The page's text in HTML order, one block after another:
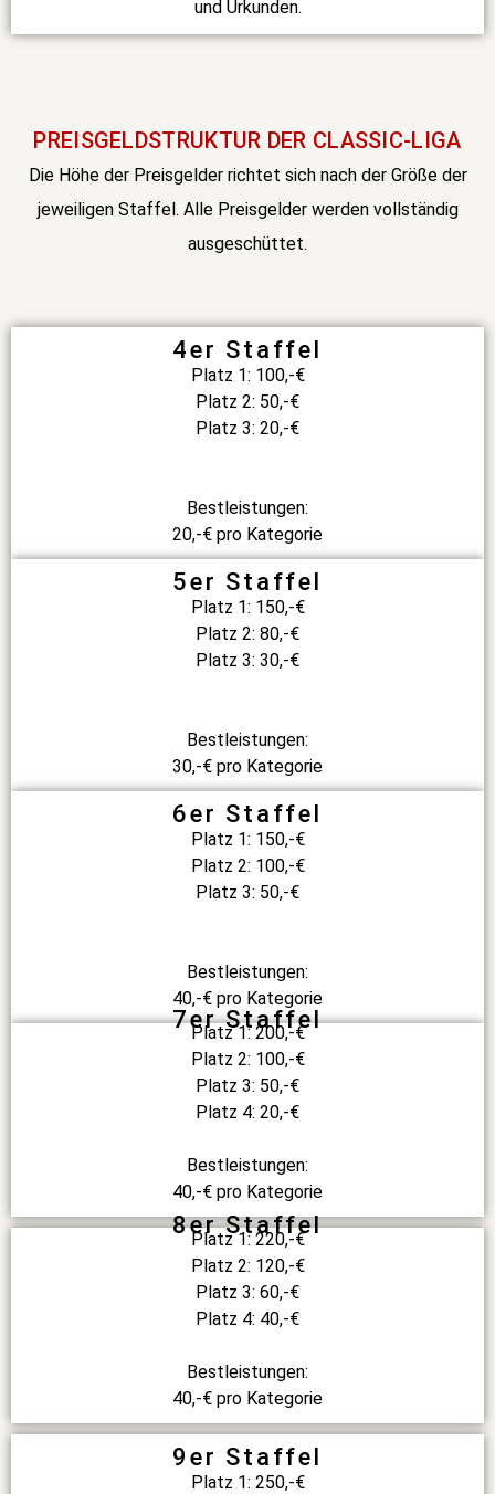
und Urkunden.
PREISGELDSTRUKTUR DER CLASSIC-LIGA
Die Höhe der Preisgelder richtet sich nach der Größe der
jeweiligen Staffel. Alle Preisgelder werden vollständig
ausgeschüttet.
4er Staffel
Platz 1: 100,-€
Platz 2: 50,-€
Platz 3: 20,-€
Bestleistungen:
20,-€ pro Kategorie
5er Staffel
Platz 1: 150,-€
Platz 2: 80,-€
Platz 3: 30,-€
Bestleistungen:
30,-€ pro Kategorie
6er Staffel
Platz 1: 150,-€
Platz 2: 100,-€
Platz 3: 50,-€
Bestleistungen:
40,-€ pro Kategorie
7er Staffel
Platz 1: 200,-€
Platz 2: 100,-€
Platz 3: 50,-€
Platz 4: 20,-€
Bestleistungen:
40,-€ pro Kategorie
8er Staffel
Platz 1: 220,-€
Platz 2: 120,-€
Platz 3: 60,-€
Platz 4: 40,-€
Bestleistungen:
40,-€ pro Kategorie
9er Staffel
Platz 1: 250,-€